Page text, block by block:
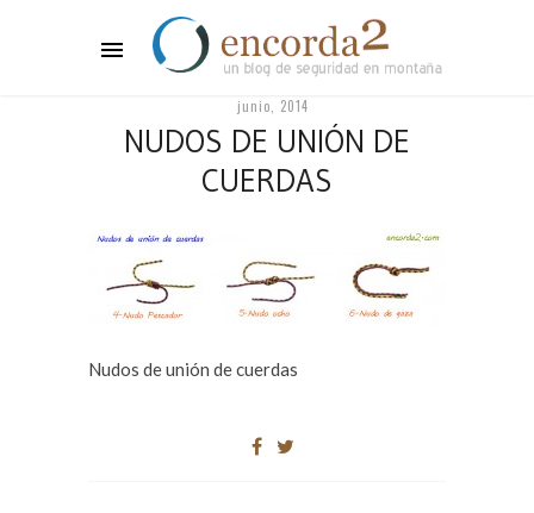
junio, 2014
NUDOS DE UNIÓN DE
CUERDAS
Nudos de unión de cuerdas